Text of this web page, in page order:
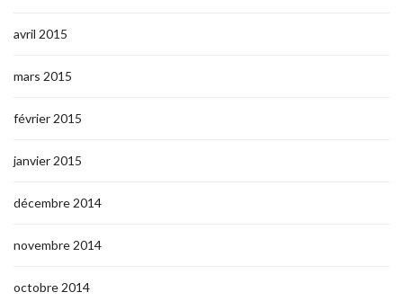
avril 2015
mars 2015
février 2015
janvier 2015
décembre 2014
novembre 2014
octobre 2014